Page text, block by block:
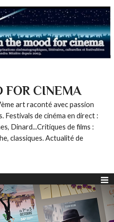
FOR CINEMA
art raconté avec passion
Festivals de cinéma en direct :
Dinard...Critiques de films :
classiques. Actualité de